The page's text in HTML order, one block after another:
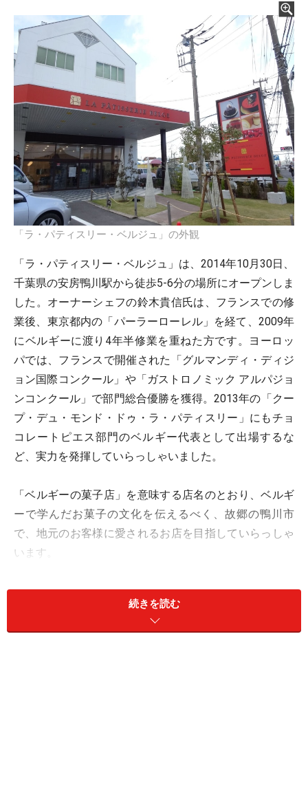
「ラ・パティスリー・ベルジュ」の外観
「ラ・パティスリー・ベルジュ」は、2014年10月30日、
千葉県の安房鴨川駅から徒歩5-6分の場所にオープンしま
した。オーナーシェフの鈴木貴信氏は、フランスでの修
業後、東京都内の「パーラーローレル」を経て、2009年
にベルギーに渡り4年半修業を重ねた方です。ヨーロッ
パでは、フランスで開催された「グルマンディ・ディジ
ョン国際コンクール」や「ガストロノミック アルパジョ
ンコンクール」で部門総合優勝を獲得。2013年の「クー
プ・デュ・モンド・ドゥ・ラ・パティスリー」にもチョ
コレートピエス部門のベルギー代表として出場するな
ど、実力を発揮していらっしゃいました。
「ベルギーの菓子店」を意味する店名のとおり、ベルギ
ーで学んだお菓子の文化を伝えるべく、故郷の鴨川市
で、地元のお客様に愛されるお店を目指していらっしゃ
います。
「ラ・パティスリー・ベルジュ」のドアの横のモニュメント
続きを読む